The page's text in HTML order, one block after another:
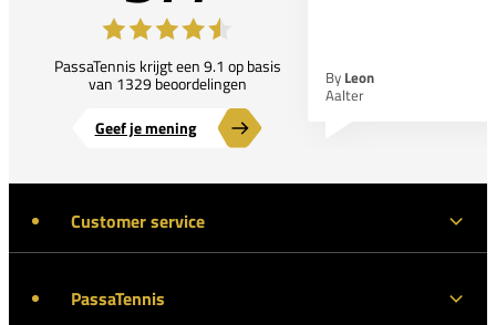
PassaTennis krijgt een 9.1 op basis
van 1329 beoordelingen
Geef je mening
By Leon
Aalter
Customer service
PassaTennis